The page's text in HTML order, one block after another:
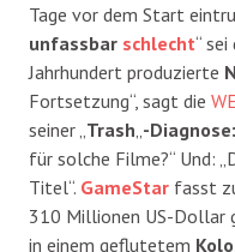
Tage vor dem Start
unfassbar schlecht“
Jahrhundert produzierte
Fortsetzung“, sagt die
seiner „ Trash -Diagnose:
für solche Filme?“ Und:
Titel“. GameStar fasst
310 Millionen US-Dollar
in einem geflutetem